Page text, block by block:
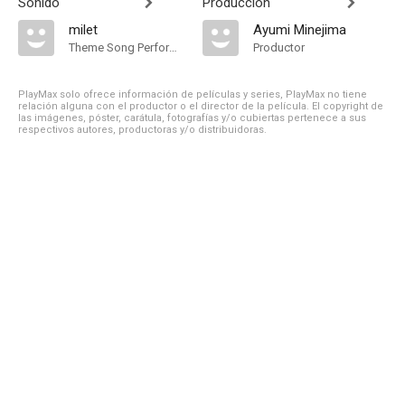
milet
Theme Song Performance
Ayumi Minejima
Productor
PlayMax solo ofrece información de películas y series, PlayMax no tiene
relación alguna con el productor o el director de la película. El copyright de
las imágenes, póster, carátula, fotografías y/o cubiertas pertenece a sus
respectivos autores, productoras y/o distribuidoras.